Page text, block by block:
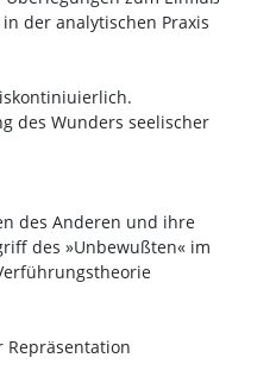
der analytischen Praxis
des Wunders seelischer
des Anderen und ihre
des »Unbewußten« im